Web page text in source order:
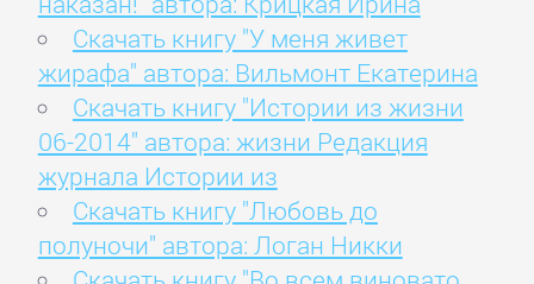
Скачать книгу "У меня живет
жирафа" автора: Вильмонт Екатерина
Скачать книгу "Истории из жизни
06-2014" автора: жизни Редакция
журнала Истории из
Скачать книгу "Любовь до
полуночи" автора: Логан Никки